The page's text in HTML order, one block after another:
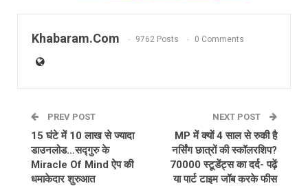
Khabaram.Com 9762 Posts 0 Comments
PREV POST
15 घंटे में 10 लाख से ज्यादा
डाउनलोड…सद्गुरु के
Miracle Of Mind ऐप की
धमाकेदार शुरुआत
NEXT POST
MP में क्यों 4 साल से रुकी है
नर्सिंग छात्रों की स्कॉलरशिप?
70000 स्टूडेंट्स का दर्द- पढ़ें
या पार्ट टाइम जॉब करके फीस